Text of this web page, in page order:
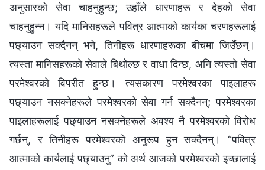
अनुसारको सेवा चाहनुहुन्छ; उहाँले धारणाहरू र देहको सेवा
चाहनुहुन्‍न। यदि मानिसहरूले पवित्र आत्माको कार्यका चरणहरूलाई
पछ्याउन सक्दैनन् भने, तिनीहरू धारणाहरूका बीचमा जिउँछन्।
त्यस्ता मानिसहरूको सेवाले बिथोल्छ र वाधा दिन्छ, अनि त्यस्तो सेवा
परमेश्‍वरको विपरीत हुन्छ। त्यसकारण परमेश्‍वरका पाइलाहरू
पछ्याउन नसक्‍नेहरूले परमेश्‍वरको सेवा गर्न सक्दैनन्; परमेश्‍वरका
पाइलाहरूलाई पछ्याउन नसक्‍नेहरूले अवश्य नै परमेश्‍वरको विरोध
गर्छन्, र तिनीहरू परमेश्‍वरको अनुरूप हुन सक्दैनन्। “पवित्र
आत्माको कार्यलाई पछ्याउनु” को अर्थ आजको परमेश्‍वरको इच्‍छालाई